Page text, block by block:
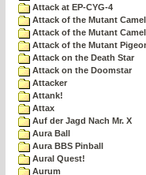
Attack at EP-CYG-4
Attack of the Mutant
Attack of the Mutant
Attack of the Mutant
Attack on the Death Star
Attack on the Doomstar
Attacker
Attank!
Attax
Auf der Jagd Nach Mr. X
Aura Ball
Aura BBS Pinball
Aural Quest!
Aurum